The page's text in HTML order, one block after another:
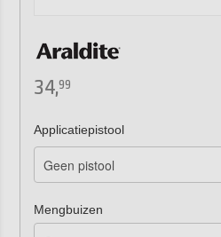
34,99
Applicatiepistool
Mengbuizen